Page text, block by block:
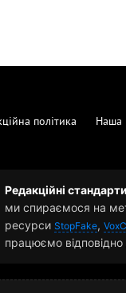
політика Наша
Редакційні
ми спираємося на
ресурси StopFake,
працюємо